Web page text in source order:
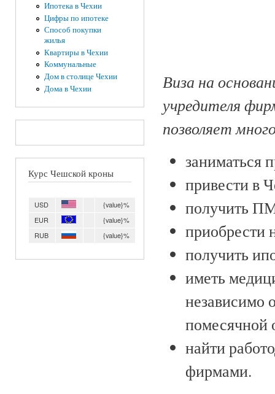
Ипотека в Чехии
Цифры по ипотеке
Способ покупки
жилья
Квартиры в Чехии
Коммунальные
Дом в столице Чехии
Дома в Чехии
Курс Чешской кроны
USD
{value}%
EUR
{value}%
RUB
{value}%
Виза на
учредителя
позволяет
заниматься
привести в
получить
приобрести
получить
иметь
независимо
помесячной
найти
фирмами.